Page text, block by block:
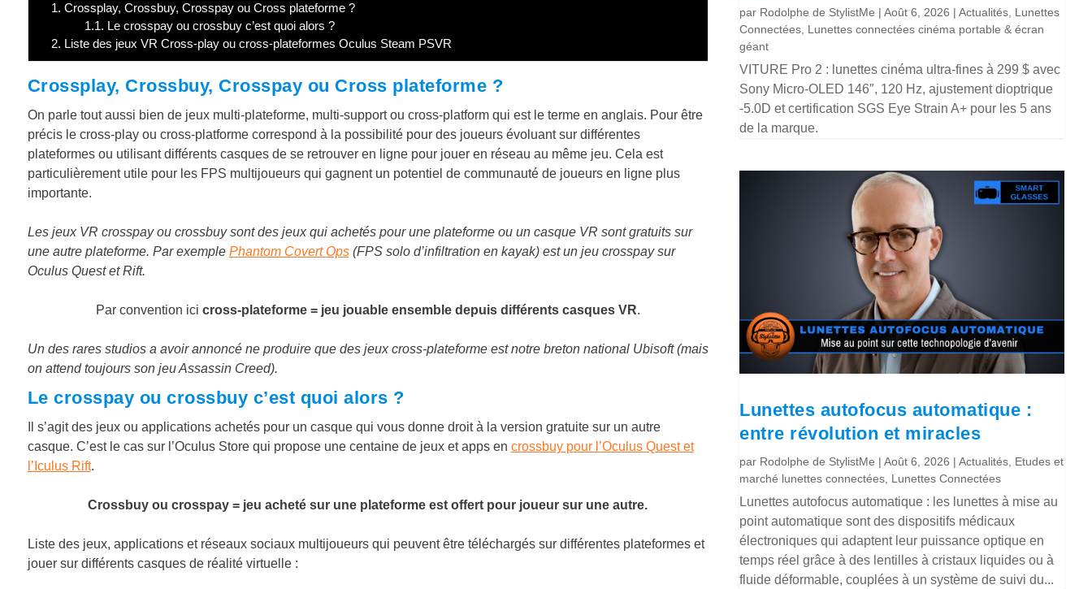
1. Crossplay, Crossbuy, Crosspay ou Cross plateforme ?
1.1. Le crosspay ou crossbuy c’est quoi alors ?
2. Liste des jeux VR Cross-play ou cross-plateformes Oculus Steam PSVR
Crossplay, Crossbuy, Crosspay ou Cross plateforme ?
On parle tout aussi bien de jeux multi-plateforme, multi-support ou cross-platform qui est le terme en anglais. Pour être
précis le cross-play ou cross-platforme correspond à la possibilité pour des joueurs évoluant sur différentes
plateformes ou utilisant différents casques de se retrouver en ligne pour jouer en réseau au même jeu. Cela est
particulièrement utile pour les FPS multijoueurs qui gagnent un potentiel de communauté de joueurs en ligne plus
importante.
Les jeux VR crosspay ou crossbuy sont des jeux qui achetés pour une plateforme ou un casque VR sont gratuits sur
une autre plateforme. Par exemple Phantom Covert Ops(FPS solo d’infiltration en kayak) est un jeu crosspay sur
Oculus Quest et Rift.
Par convention ici cross-plateforme = jeu jouable ensemble depuis différents casques VR.
Un des rares studios a avoir annoncé ne produire que des jeux cross-plateforme est notre breton national Ubisoft (mais
on attend toujours son jeu Assassin Creed).
Le crosspay ou crossbuy c’est quoi alors ?
Il s’agit des jeux ou applications achetés pour un casque qui vous donne droit à la version gratuite sur un autre
casque. C’est le cas sur l’Oculus Store qui propose une centaine de jeux et apps en crossbuy pour l’Oculus Quest et
l’Iculus Rift.
Crossbuy ou crosspay = jeu acheté sur une plateforme est offert pour joueur sur une autre.
Liste des jeux, applications et réseaux sociaux multijoueurs qui peuvent être téléchargés sur différentes plateformes et
jouer sur différents casques de réalité virtuelle :
par Rodolphe de StylistMe |Août 6, 2026 |Actualités Lunettes
Connectées Lunettes connectées cinéma portable & écran
géant
VITURE Pro 2 : lunettes cinéma ultra-fines à 299 $ avec
Sony Micro-OLED 146″, 120 Hz, ajustement dioptrique
-5.0D et certification SGS Eye Strain A+ pour les 5 ans
de la marque.
Lunettes autofocus automatique :
entre révolution et miracles
par Rodolphe de StylistMe |Août 6, 2026 |Actualités Etudes et
marché lunettes connectées Lunettes Connectées
Lunettes autofocus automatique : les lunettes à mise au
point automatique sont des dispositifs médicaux
électroniques qui adaptent leur puissance optique en
temps réel grâce à des lentilles à cristaux liquides ou à
fluide déformable, couplées à un système de suivi du...